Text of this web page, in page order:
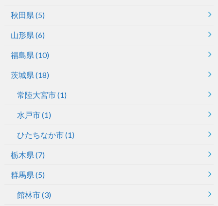
秋田県 (5)
山形県 (6)
福島県 (10)
茨城県 (18)
常陸大宮市(1)
水戸市(1)
ひたちなか市(1)
栃木県 (7)
群馬県 (5)
館林市(3)